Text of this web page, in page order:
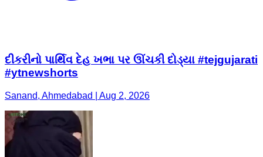
દીકરીનો પાર્થિવ દેહ ખભા પર ઊંચકી દોડ્યા #tejgujarati
#ytnewshorts
Sanand, Ahmedabad | Aug 2, 2026